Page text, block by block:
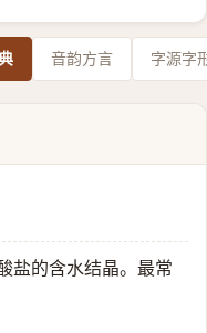
音韵方言 字源字
盐的含水结晶。最常